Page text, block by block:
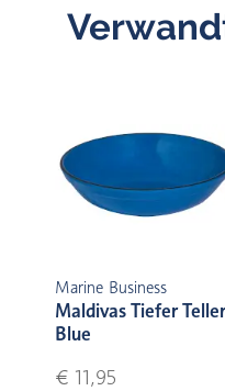
Marine Business
Maldivas Tiefer Teller
Blue
€ 11,95